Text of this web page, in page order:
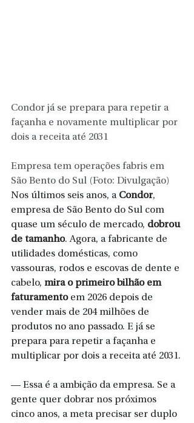
Condor já se prepara para repetir a
façanha e novamente multiplicar por
dois a receita até 2031
Empresa tem operações fabris em
São Bento do Sul (Foto: Divulgação)
Nos últimos seis anos, a Condor,
empresa de São Bento do Sul com
quase um século de mercado, dobrou
de tamanho. Agora, a fabricante de
utilidades domésticas, como
vassouras, rodos e escovas de dente e
cabelo, mira o primeiro bilhão em
faturamento em 2026 depois de
vender mais de 204 milhões de
produtos no ano passado. E já se
prepara para repetir a façanha e
multiplicar por dois a receita até 2031.
— Essa é a ambição da empresa. Se a
gente quer dobrar nos próximos
cinco anos, a meta precisar ser duplo